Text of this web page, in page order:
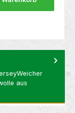
aus